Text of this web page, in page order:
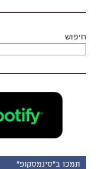
חיפוש
תמכו ב"סינמסקופ"